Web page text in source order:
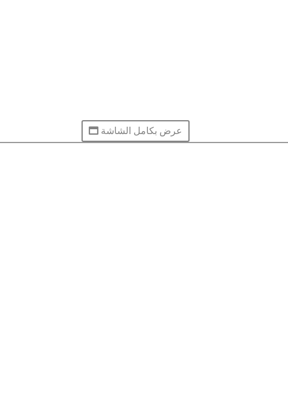
عرض بكامل الشاشة